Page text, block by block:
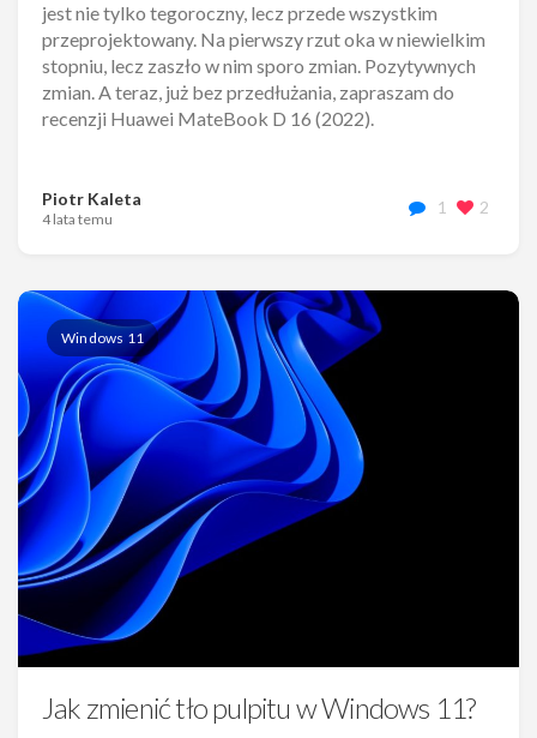
jest nie tylko tegoroczny, lecz przede wszystkim
przeprojektowany. Na pierwszy rzut oka w niewielkim
stopniu, lecz zaszło w nim sporo zmian. Pozytywnych
zmian. A teraz, już bez przedłużania, zapraszam do
recenzji Huawei MateBook D 16 (2022).
Piotr Kaleta
4 lata temu
1 2
Windows 11
Jak zmienić tło pulpitu w Windows 11?